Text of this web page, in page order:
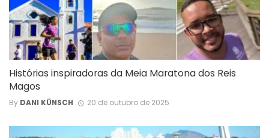
Histórias inspiradoras da Meia Maratona dos Reis
Magos
By DANI KÜNSCH 20 de outubro de 2025